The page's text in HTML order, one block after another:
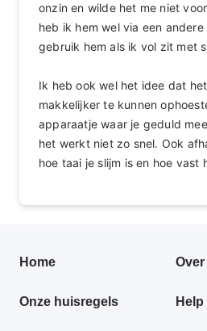
onzin en wilde het me niet
heb ik hem wel via een
gebruik hem als ik vol zit met
Ik heb ook wel het idee dat
makkelijker te kunnen
apparaatje waar je geduld
het werkt niet zo snel. Ook
hoe taai je slijm is en hoe vast
Primair
menu
Home
Onze huisregels